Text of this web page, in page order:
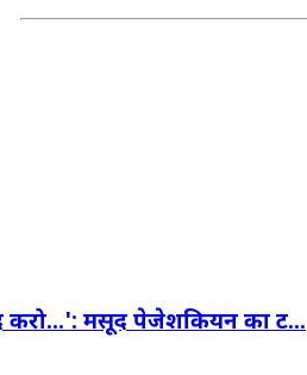
करो...': मसूद पेजेशकियन का ट...